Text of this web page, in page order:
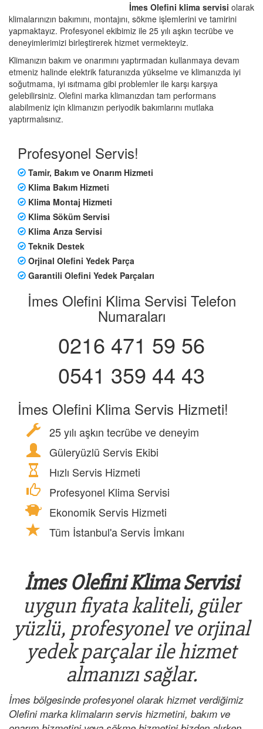
İmes Olefini klima servisi olarak
klimalarınızın bakımını, montajını, sökme işlemlerini ve tamirini
yapmaktayız. Profesyonel ekibimiz ile 25 yılı aşkın tecrübe ve
deneyimlerimizi birleştirerek hizmet vermekteyiz.
Klimanızın bakım ve onarımını yaptırmadan kullanmaya devam
etmeniz halinde elektrik faturanızda yükselme ve klimanızda iyi
soğutmama, iyi ısıtmama gibi problemler ile karşı karşıya
gelebilirsiniz. Olefini marka klimanızdan tam performans
alabilmeniz için klimanızın periyodik bakımlarını mutlaka
yaptırmalısınız.
Profesyonel Servis!
Tamir, Bakım ve Onarım Hizmeti
Klima Bakım Hizmeti
Klima Montaj Hizmeti
Klima Söküm Servisi
Klima Arıza Servisi
Teknik Destek
Orjinal Olefini Yedek Parça
Garantili Olefini Yedek Parçaları
İmes Olefini Klima Servisi Telefon
Numaraları
0216 471 59 56
0541 359 44 43
İmes Olefini Klima Servis Hizmeti!
25 yılı aşkın tecrübe ve deneyim
Güleryüzlü Servis Ekibi
Hızlı Servis Hizmeti
Profesyonel Klima Servisi
Ekonomik Servis Hizmeti
Tüm İstanbul'a Servis İmkanı
İmes Olefini Klima Servisi
uygun fiyata kaliteli, güler
yüzlü, profesyonel ve orjinal
yedek parçalar ile hizmet
almanızı sağlar.
İmes bölgesinde profesyonel olarak hizmet verdiğimiz
Olefini marka klimaların servis hizmetini, bakım ve